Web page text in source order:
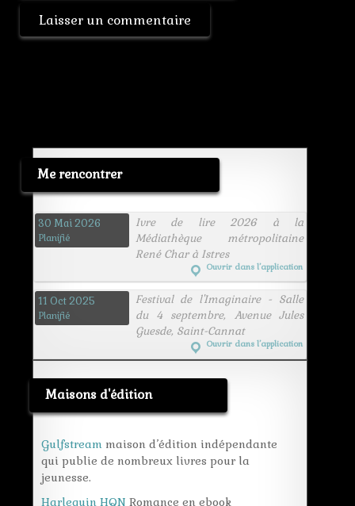
Me rencontrer
30 Mai 2026
Planifié
Ivre de lire 2026 à la
Médiathèque métropolitaine
René Char à Istres
Ouvrir dans l’application
11 Oct 2025
Planifié
Festival de l'Imaginaire - Salle
du 4 septembre, Avenue Jules
Guesde, Saint-Cannat
Ouvrir dans l’application
Maisons d'édition
Gulfstream maison d’édition indépendante
qui publie de nombreux livres pour la
jeunesse.
Harlequin HQN Romance en ebook